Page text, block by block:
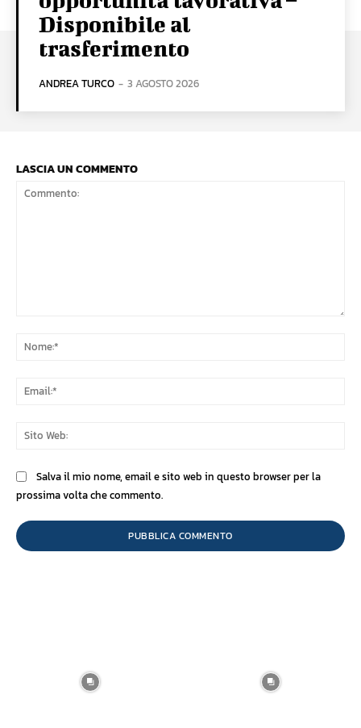
Disponibile al
trasferimento
ANDREA TURCO - 3 AGOSTO 2026
LASCIA UN COMMENTO
Salva il mio nome, email e sito web in questo browser per la
prossima volta che commento.